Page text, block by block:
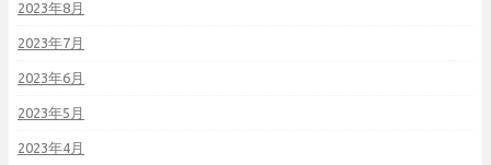
2023年8月
2023年7月
2023年6月
2023年5月
2023年4月